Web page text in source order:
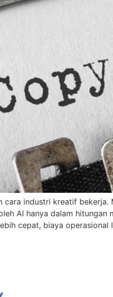
cara industri kreatif
AI hanya dalam
cepat, biaya